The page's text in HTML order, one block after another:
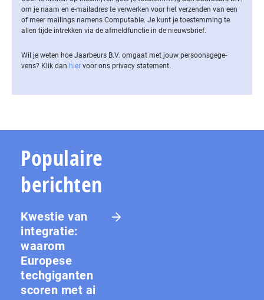
om je naam en e-mailadres te verwerken voor het verzenden van een
of meer mailings namens Computable. Je kunt je toestemming te
allen tijde intrekken via de af­meld­func­tie in de nieuwsbrief.
Wil je weten hoe Jaarbeurs B.V. omgaat met jouw per­soons­ge­ge­
vens? Klik dan hier voor ons privacy statement.
Populaire
berichten
Kwestie van
integratie:
waarom
Europese
techgiganten
scoren met ai